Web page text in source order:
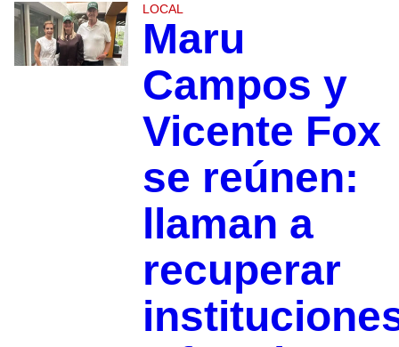
LOCAL
Maru
Campos y
Vicente Fox
se reúnen:
llaman a
recuperar